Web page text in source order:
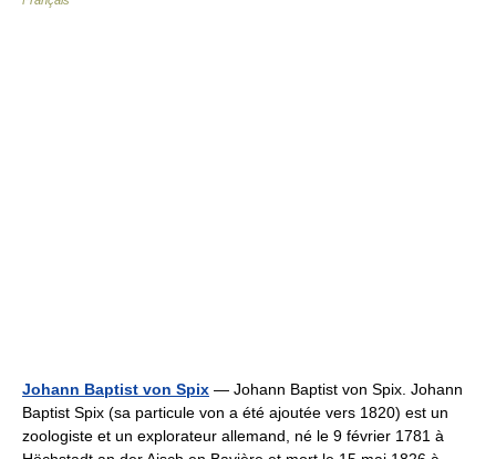
Johann Baptist von Spix — Johann Baptist von Spix. Johann
Baptist Spix (sa particule von a été ajoutée vers 1820) est un
zoologiste et un explorateur allemand, né le 9 février 1781 à